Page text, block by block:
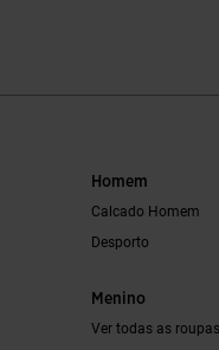
Homem
Calcado Homem
Desporto
Menino
Ver todas as